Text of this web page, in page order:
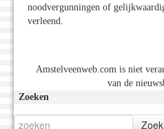
noodvergunningen of
verleend.
Amstelveenweb.com is niet
van de
Zoeken